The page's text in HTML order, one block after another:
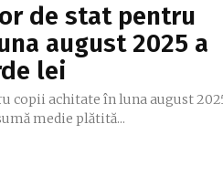
de stat pentru
august 2025 a
lei
copii achitate în luna august
medie plătită...